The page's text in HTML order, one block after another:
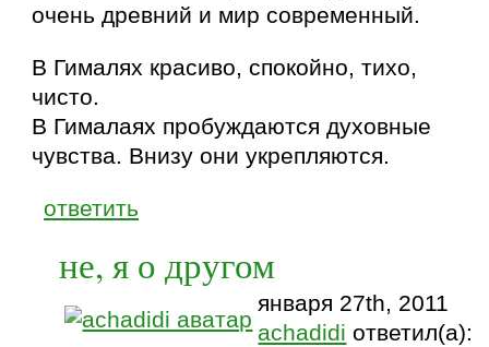
очень древний и мир современный.
В Гималях красиво, спокойно, тихо,
чисто.
В Гималаях пробуждаются духовные
чувства. Внизу они укрепляются.
ответить
не, я о другом
января 27th, 2011
achadidi ответил(а):